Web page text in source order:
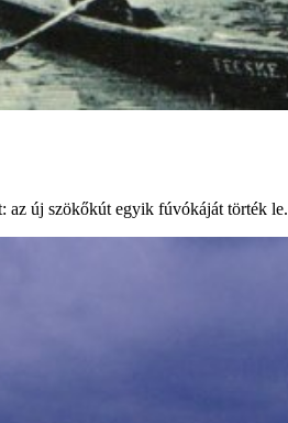
az új szökőkút egyik fúvókáját törték le.